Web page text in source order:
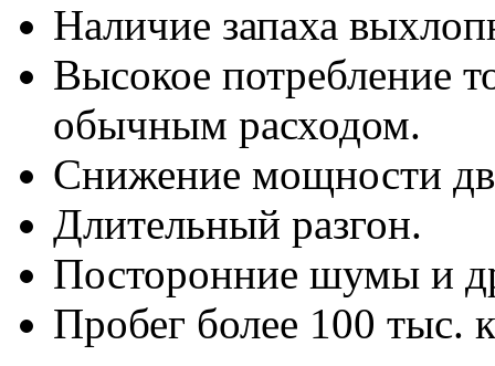
Наличие запаха
Высокое потребление
обычным расходом.
Снижение мощности
Длительный разгон.
Посторонние шумы и
Пробег более 100 тыс.